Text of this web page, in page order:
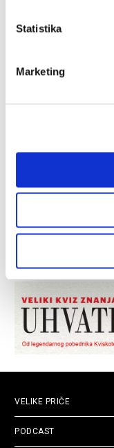
Statistika
Marketing
VELIKE PRIČE
PODCAST